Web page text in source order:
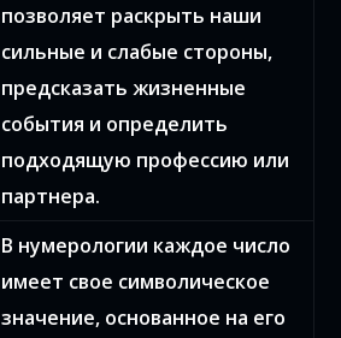
позволяет раскрыть наши
сильные и слабые стороны,
предсказать жизненные
события и определить
подходящую профессию или
партнера.
В нумерологии каждое число
имеет свое символическое
значение, основанное на его